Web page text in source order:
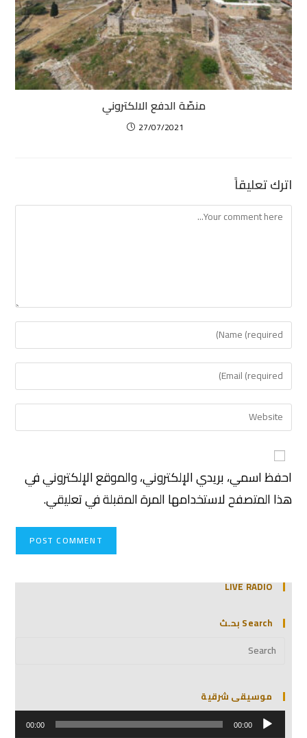
منصّة الدفع الالكتروني
27/07/2021
اترك تعليقاً
احفظ اسمي، بريدي الإلكتروني، والموقع الإلكتروني في
هذا المتصفح لاستخدامها المرة المقبلة في تعليقي.
LIVE RADIO
Search بحـث
موسيقى شرقية
مشغل
الصوت 00:00
00:00